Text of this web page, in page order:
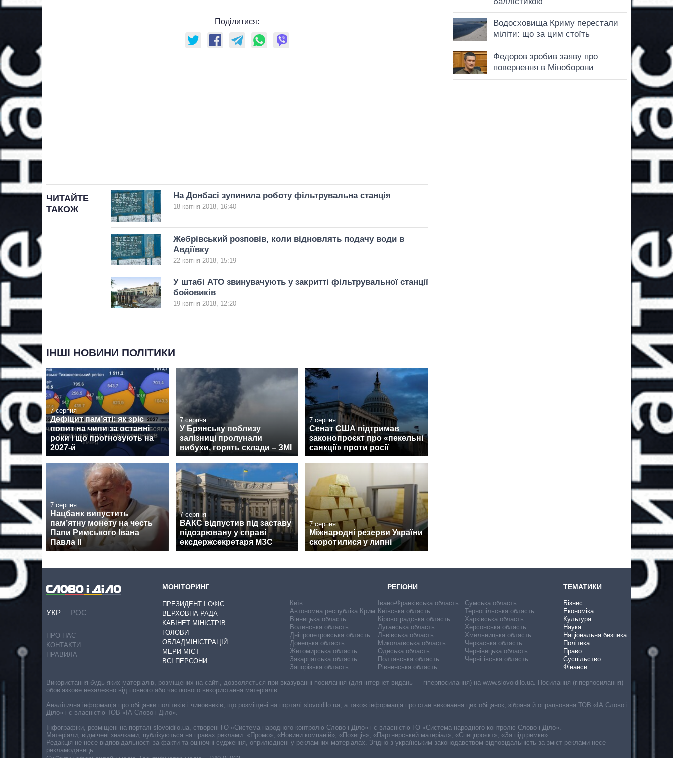
Поділитися:
ЧИТАЙТЕ
ТАКОЖ
На Донбасі зупинила роботу фільтрувальна станція
18 квітня 2018, 16:40
Жебрівський розповів, коли відновлять подачу води в
Авдіївку
22 квітня 2018, 15:19
У штабі АТО звинувачують у закритті фільтрувальної станції
бойовиків
19 квітня 2018, 12:20
ІНШІ НОВИНИ ПОЛІТИКИ
7 серпня
Дефіцит пам’яті: як зріс
попит на чипи за останні
роки і що прогнозують на
2027-й
7 серпня
У Брянську поблизу
залізниці пролунали
вибухи, горять склади – ЗМІ
7 серпня
Сенат США підтримав
законопроєкт про «пекельні
санкції» проти росії
7 серпня
Нацбанк випустить
пам’ятну монету на честь
Папи Римського Івана
Павла II
7 серпня
ВАКС відпустив під заставу
підозрювану у справі
ексдержсекретаря МЗС
7 серпня
Міжнародні резерви України
скоротилися у липні
УКР РОС
ПРО НАС
КОНТАКТИ
ПРАВИЛА
МОНІТОРИНГ
ПРЕЗИДЕНТ І ОФІС
ВЕРХОВНА РАДА
КАБІНЕТ МІНІСТРІВ
ГОЛОВИ
ОБЛАДМІНІСТРАЦІЙ
МЕРИ МІСТ
ВСІ ПЕРСОНИ
РЕГІОНИ
Київ
Автономна республіка Крим
Вінницька область
Волинська область
Дніпропетровська область
Донецька область
Житомирська область
Закарпатська область
Запорізька область
Івано-Франківська область
Київська область
Кіровоградська область
Луганська область
Львівська область
Миколаївська область
Одеська область
Полтавська область
Рівненська область
Сумська область
Тернопільська область
Харківська область
Херсонська область
Хмельницька область
Черкаська область
Чернівецька область
Чернігівська область
ТЕМАТИКИ
Бізнес
Економіка
Культура
Наука
Національна безпека
Політика
Право
Суспільство
Фінанси
Використання будь-яких матеріалів, розміщених на сайті, дозволяється при вказуванні посилання (для інтернет-видань — гіперпосилання) на www.slovoidilo.ua. Посилання (гіперпосилання)
обов’язкове незалежно від повного або часткового використання матеріалів.
Аналітична інформація про обіцянки політиків і чиновників, що розміщені на порталі slovoidilo.ua, а також інформація про стан виконання цих обіцянок, зібрана й опрацьована ТОВ «ІА Слово і
Діло» і є власністю ТОВ «ІА Слово і Діло».
Інфографіки, розміщені на порталі slovoidilo.ua, створені ГО «Система народного контролю Слово і Діло» і є власністю ГО «Система народного контролю Слово і Діло».
Матеріали, відмічені значками, публікуються на правах реклами: «Промо», «Новини компаній», «Позиція», «Партнерський матеріал», «Спецпроєкт», «За підтримки».
Редакція не несе відповідальності за факти та оціночні судження, оприлюднені у рекламних матеріалах. Згідно з українським законодавством відповідальність за зміст реклами несе
рекламодавець.